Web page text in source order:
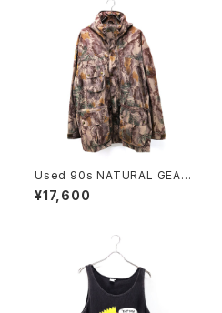
Used 90s NATURAL GEAR
Beatiful Real Tree Camo F
ake Suede Mountain Parka
¥17,600